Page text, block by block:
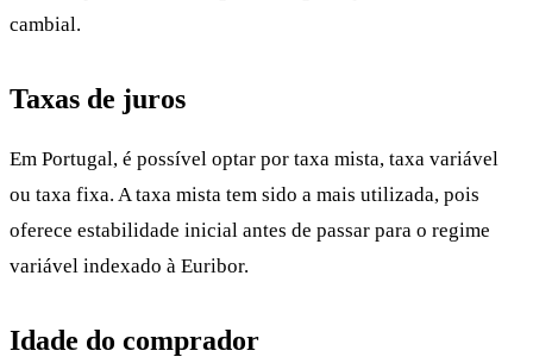
cambial.
Taxas de juros
Em Portugal, é possível optar por taxa mista, taxa variável
ou taxa fixa. A taxa mista tem sido a mais utilizada, pois
oferece estabilidade inicial antes de passar para o regime
variável indexado à Euribor.
Idade do comprador